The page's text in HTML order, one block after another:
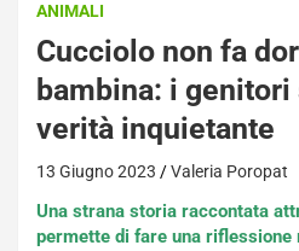
ANIMALI
Cucciolo non fa
bambina: i
verità inquietante
13 Giugno 2023 Valeria Poropat
Una strana storia raccontata
permette di fare una riflessione